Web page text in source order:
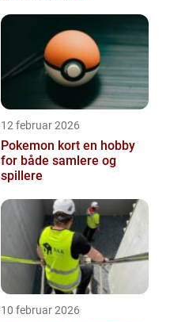
12 februar 2026
Pokemon kort en hobby
for både samlere og
spillere
10 februar 2026